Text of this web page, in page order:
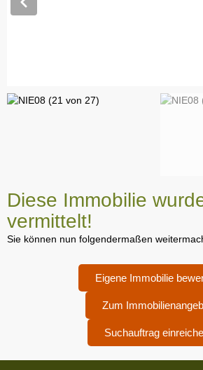
Diese Immobilie
vermittelt!
Sie können nun folgendermaßen
Eigene Immobilie
Zum
Suchauftrag